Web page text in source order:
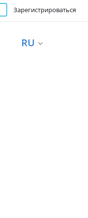
Зарегистрироваться
RU